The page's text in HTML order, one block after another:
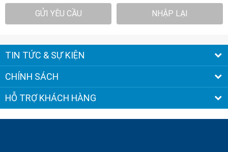
GỬI YÊU CẦU NHẬP LẠI
TIN TỨC & SỰ KIỆN
CHÍNH SÁCH
HỖ TRỢ KHÁCH HÀNG